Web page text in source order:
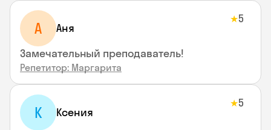
А Аня
★5
Замечательный преподаватель!
Репетитор: Маргарита
К Ксения
★5